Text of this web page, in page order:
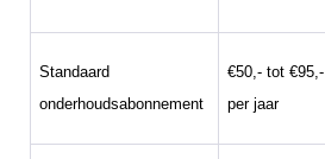
Standaard
onderhoudsabonnement
€50,- tot €95,-
per jaar